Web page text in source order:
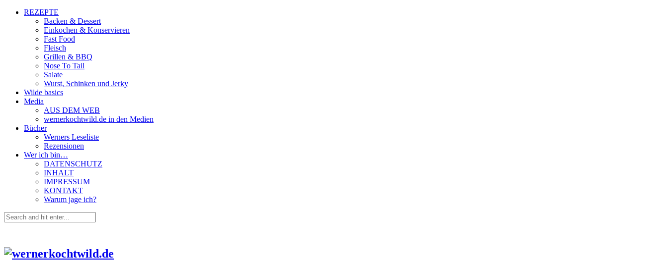
REZEPTE
Backen & Dessert
Einkochen & Konservieren
Fast Food
Fleisch
Grillen & BBQ
Nose To Tail
Salate
Wurst, Schinken und Jerky
Wilde basics
Media
AUS DEM WEB
wernerkochtwild.de in den Medien
Bücher
Werners Leseliste
Rezensionen
Wer ich bin…
DATENSCHUTZ
INHALT
IMPRESSUM
KONTAKT
Warum jage ich?